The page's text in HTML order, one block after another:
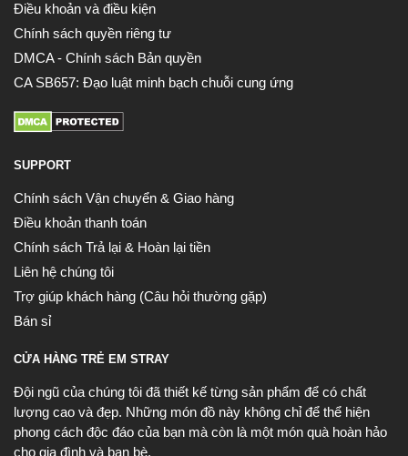
Điều khoản và điều kiện
Chính sách quyền riêng tư
DMCA - Chính sách Bản quyền
CA SB657: Đạo luật minh bạch chuỗi cung ứng
SUPPORT
Chính sách Vận chuyển & Giao hàng
Điều khoản thanh toán
Chính sách Trả lại & Hoàn lại tiền
Liên hệ chúng tôi
Trợ giúp khách hàng (Câu hỏi thường gặp)
Bán sỉ
CỬA HÀNG TRẺ EM STRAY
Đội ngũ của chúng tôi đã thiết kế từng sản phẩm để có chất
lượng cao và đẹp. Những món đồ này không chỉ để thể hiện
phong cách độc đáo của bạn mà còn là một món quà hoàn hảo
cho gia đình và bạn bè.